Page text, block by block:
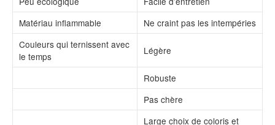
Matériau inflammable
Ne craint pas les intempéries
Couleurs qui ternissent avec
le temps
Légère
Robuste
Pas chère
Large choix de coloris et